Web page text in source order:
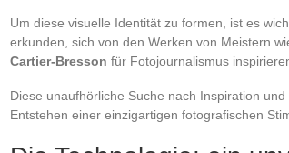
Um diese visuelle Identität zu formen, ist es
erkunden, sich von den Werken von Meistern
Cartier-Bresson für Fotojournalismus
Diese unaufhörliche Suche nach Inspiration
Entstehen einer einzigartigen fotografischen